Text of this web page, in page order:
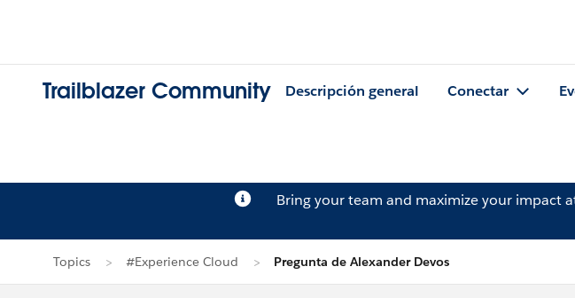
Trailblazer Community Descripción general Conectar
Bring your team and maximize your impact
Topics #Experience Cloud Pregunta de Alexander Devos